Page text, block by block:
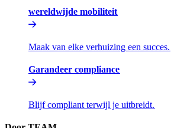
wereldwijde mobiliteit​​
Maak van elke verhuizing een succes.​​
Garandeer compliance​​
Blijf compliant terwijl je uitbreidt.​​